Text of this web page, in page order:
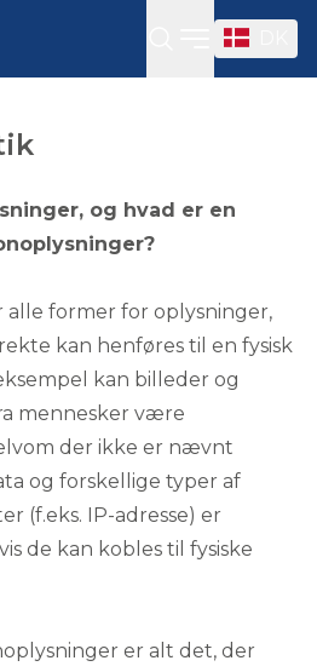
Open
og hvad er en
alle former for oplysninger,
kan henføres til en fysisk
kan billeder og
mennesker være
der ikke er nævnt
og forskellige typer af
(f.eks. IP-adresse) er
de kan kobles til fysiske
er alt det, der